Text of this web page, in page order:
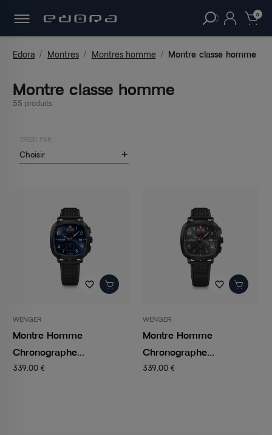
clear 0
Edora Montres Montres homme Montre classe homme
Montre classe homme
55 produits
TRIER PAR :
Choisir 
favorite_border
WENGER
Montre Homme
Chronographe...
339,00 €
favorite_border
WENGER
Montre Homme
Chronographe...
339,00 €